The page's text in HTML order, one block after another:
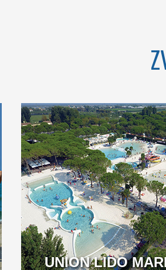
UNION LIDO
WELCOME TO THE
FIRST 5 STAR CAMPING
IN ITALY
VENETO